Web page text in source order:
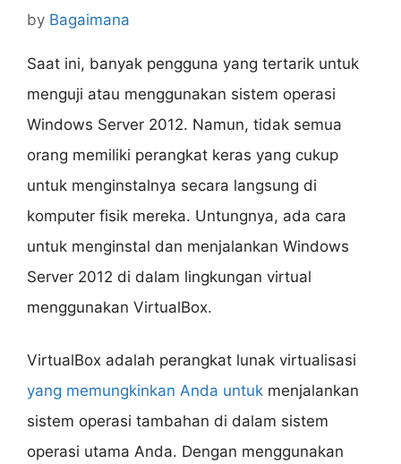
by Bagaimana
Saat ini, banyak pengguna yang tertarik untuk
menguji atau menggunakan sistem operasi
Windows Server 2012. Namun, tidak semua
orang memiliki perangkat keras yang cukup
untuk menginstalnya secara langsung di
komputer fisik mereka. Untungnya, ada cara
untuk menginstal dan menjalankan Windows
Server 2012 di dalam lingkungan virtual
menggunakan VirtualBox.
VirtualBox adalah perangkat lunak virtualisasi
yang memungkinkan Anda untuk menjalankan
sistem operasi tambahan di dalam sistem
operasi utama Anda. Dengan menggunakan